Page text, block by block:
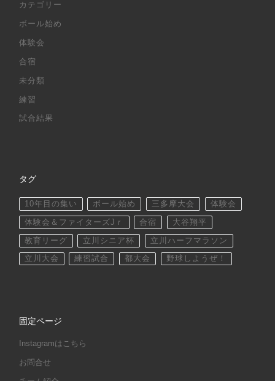
カテゴリー
ボール始め
体験会
合宿
未分類
練習
試合結果
タグ
10年目の集い ボール始め 三多摩大会 体験会
体験会＆ファイターズJｒ 合宿 大谷翔平
教育リーグ 立川シニア杯 立川ハーフマラソン
立川大会 練習試合 都大会 野球しようぜ！
固定ページ
Instagramはこちら
お問合せ